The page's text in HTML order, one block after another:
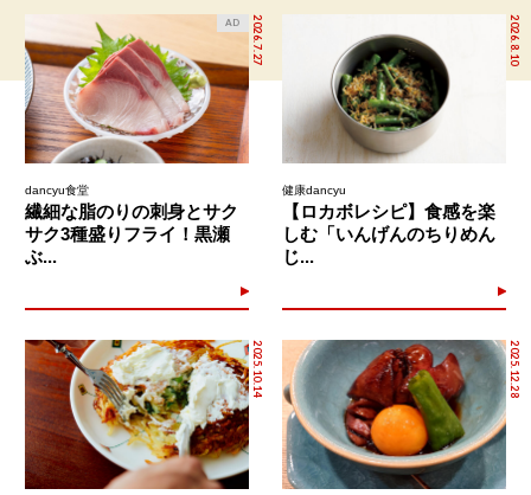
2026.7.27
AD
dancyu食堂
繊細な脂のりの刺身とサク
サク3種盛りフライ！黒瀬
ぶ...
2026.8.10
健康dancyu
【ロカボレシピ】食感を楽
しむ「いんげんのちりめん
じ...
2025.10.14 2025.12.28